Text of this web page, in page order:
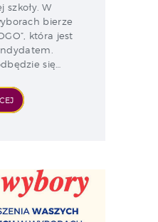
szkoły. W
bierze
która jest
się…